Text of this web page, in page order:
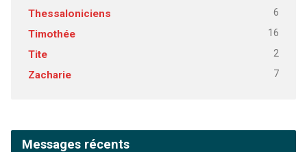
Thessaloniciens 6
Timothée 16
Tite 2
Zacharie 7
Messages récents